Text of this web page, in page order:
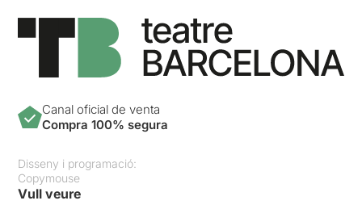
Canal oficial de venta
Compra 100% segura
Disseny i programació:
Copymouse
Vull veure